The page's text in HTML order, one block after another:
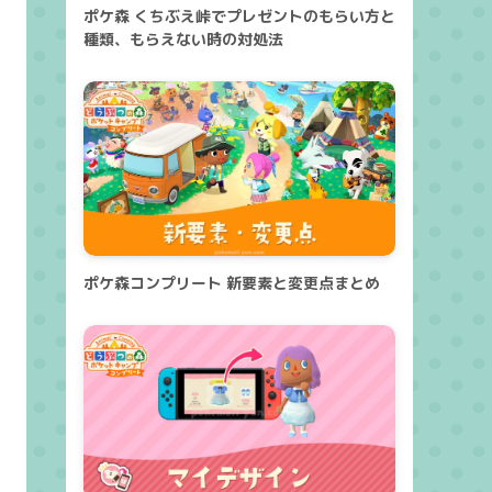
ポケ森 くちぶえ峠でプレゼントのもらい方と
種類、もらえない時の対処法
ポケ森コンプリート 新要素と変更点まとめ